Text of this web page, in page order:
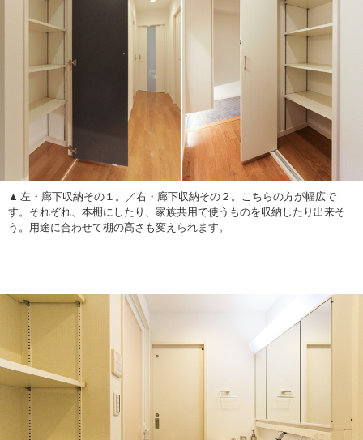
左・廊下収納その１。／右・廊下収納その２。こちらの方が幅広で
す。それぞれ、本棚にしたり、家族共用で使うものを収納したり出来そ
う。用途に合わせて棚の高さも変えられます。